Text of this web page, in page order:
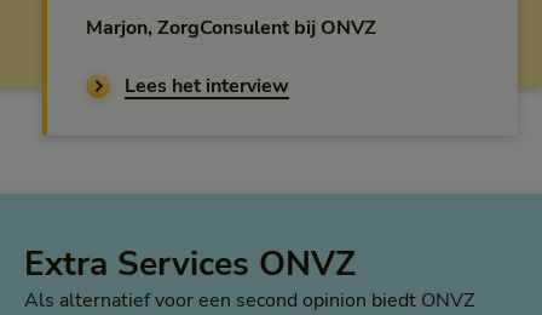
Marjon, ZorgConsulent bij ONVZ
Lees het interview
Extra Services ONVZ
Als alternatief voor een second opinion biedt ONVZ